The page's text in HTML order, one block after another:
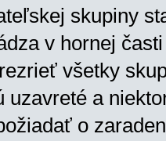
skupiny
v hornej
všetky
uzavreté a
o